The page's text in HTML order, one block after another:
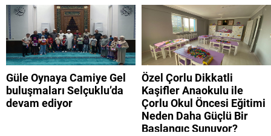
Güle Oynaya Camiye Gel
buluşmaları Selçuklu’da
devam ediyor
Özel Çorlu Dikkatli
Kaşifler Anaokulu ile
Çorlu Okul Öncesi Eğitimi
Neden Daha Güçlü Bir
Başlangıç Sunuyor?